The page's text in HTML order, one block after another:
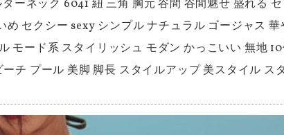
ーネック 6041 紐 三角 胸元 谷間 谷間魅せ 盛れる
め セクシー sexy シンプル ナチュラル ゴージャス
モード系 スタイリッシュ モダン かっこいい 無地
チ プール 美脚 脚長 スタイルアップ 美スタイル ス